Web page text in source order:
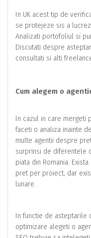
In UK acest tip de
se protejeze sis a
Analizati portofoliul si
Discutati despre
consultati si alti
Cum alegem o
In cazul in care mergeti
faceti o analiza inainte
multe agentii despre
surprinsi de diferentele
piata din Romania.
pret per proiect, dar
lunare.
In functie de asteptarile
optimizare alegeti o